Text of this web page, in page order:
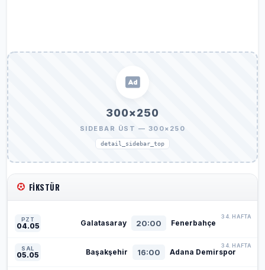
300×250
SIDEBAR ÜST — 300×250
detail_sidebar_top
FIKSTÜR
PZT
04.05 Galatasaray 20:00 Fenerbahçe
34. HAFTA
SAL
05.05 Başakşehir 16:00 Adana Demirspor
34. HAFTA